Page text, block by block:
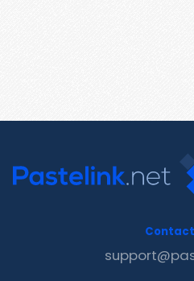
Contact